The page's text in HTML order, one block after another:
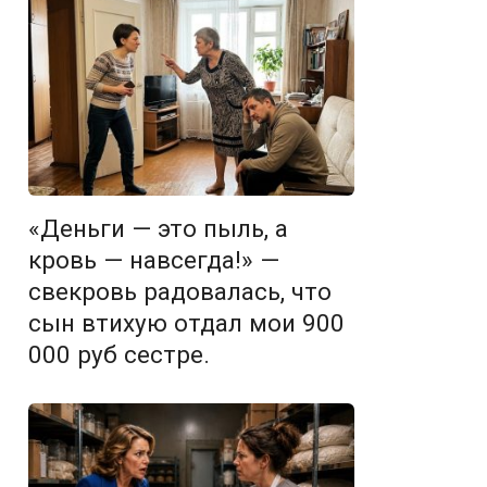
«Деньги — это пыль, а
кровь — навсегда!» —
свекровь радовалась, что
сын втихую отдал мои 900
000 руб сестре.